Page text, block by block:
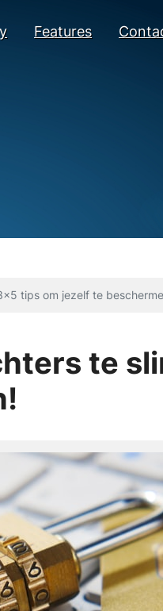
Features
tips om jezelf te
te